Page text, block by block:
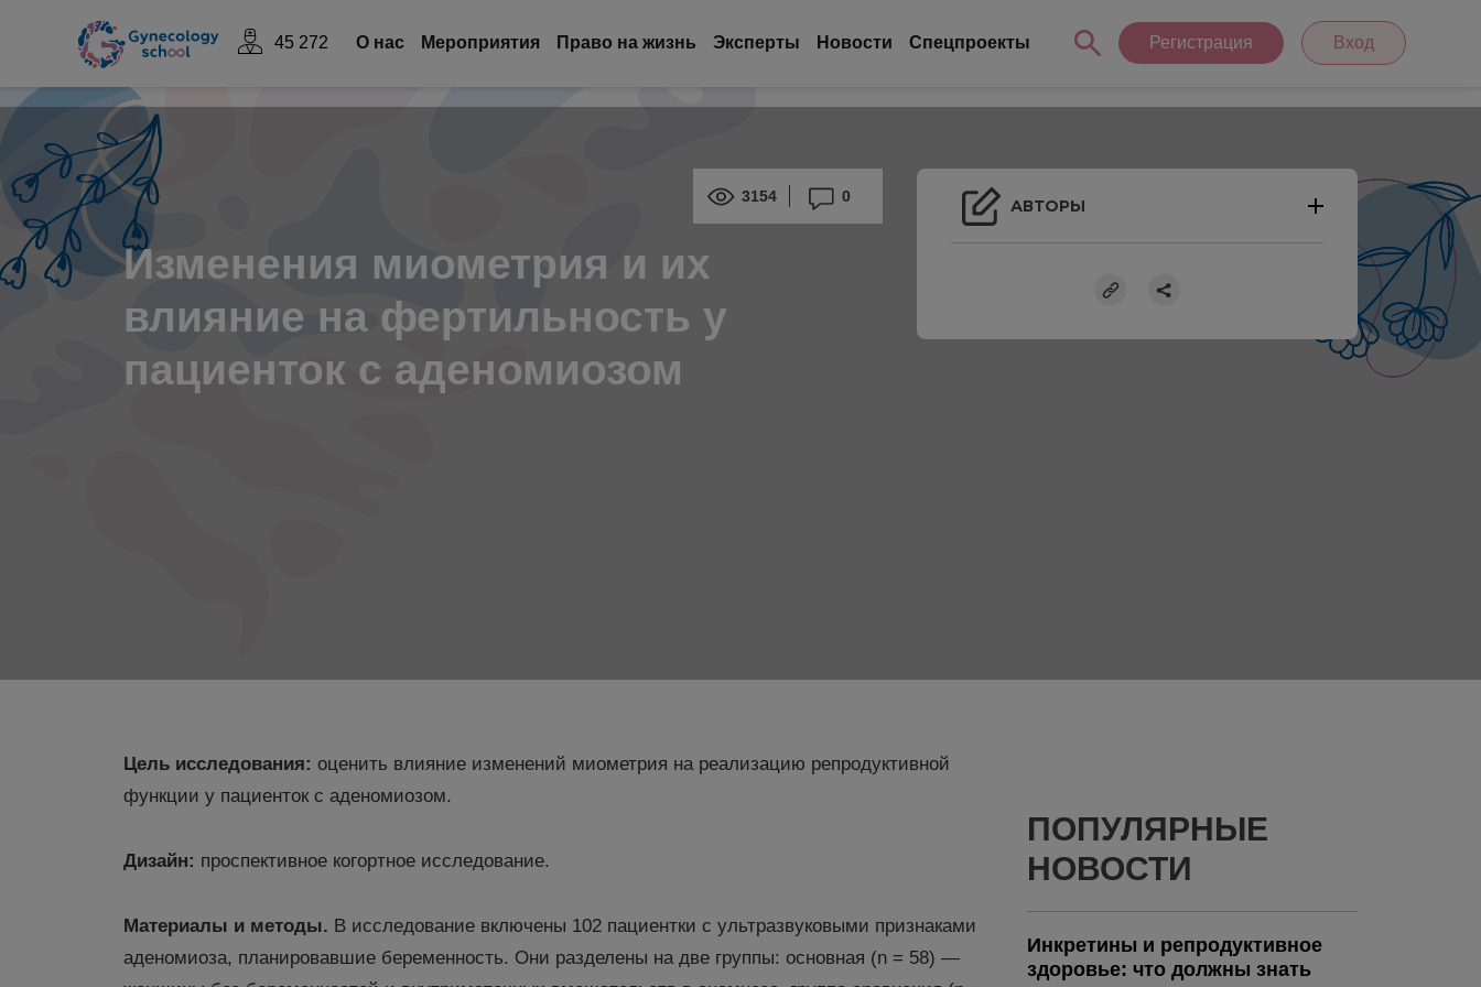
45 272 О нас Mероприятия Право на жизнь Эксперты Новости Спецпроекты Регистрация Вход
3154 0
Изменения миометрия и их
влияние на фертильность у
пациенток с аденомиозом
АВТОРЫ
Цель исследования: оценить влияние изменений миометрия на реализацию репродуктивной
функции у пациенток с аденомиозом.
Дизайн: проспективное когортное исследование.
Материалы и методы. В исследование включены 102 пациентки с ультразвуковыми признаками
аденомиоза, планировавшие беременность. Они разделены на две группы: основная (n = 58) —
ПОПУЛЯРНЫЕ
НОВОСТИ
Инкретины и репродуктивное
здоровье: что должны знать